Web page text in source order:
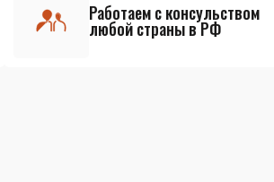
Работаем с консульством
любой страны в РФ